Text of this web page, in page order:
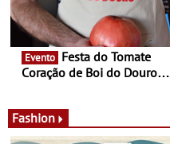
Evento
Coração de Boi do Douro -
Fashion